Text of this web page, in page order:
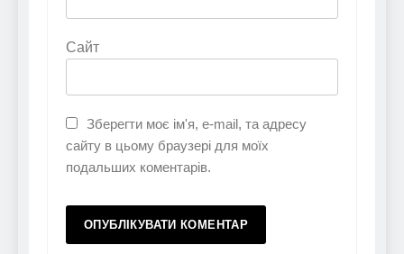
Сайт
Зберегти моє ім'я, e-mail, та адресу
сайту в цьому браузері для моїх
подальших коментарів.